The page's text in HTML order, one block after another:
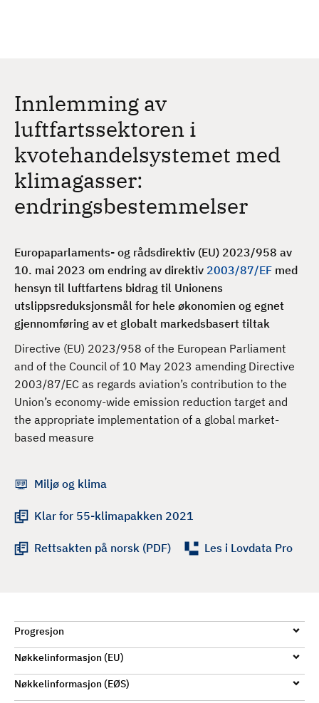
Innlemming av
luftfartssektoren i
kvotehandelsystemet med
klimagasser:
endringsbestemmelser
Europaparlaments- og rådsdirektiv (EU) 2023/958 av
10. mai 2023 om endring av direktiv 2003/87/EF med
hensyn til luftfartens bidrag til Unionens
utslippsreduksjonsmål for hele økonomien og egnet
gjennomføring av et globalt markedsbasert tiltak
Directive (EU) 2023/958 of the European Parliament
and of the Council of 10 May 2023 amending Directive
2003/87/EC as regards aviation’s contribution to the
Union’s economy-wide emission reduction target and
the appropriate implementation of a global market-
based measure
Miljø og klima
Klar for 55-klimapakken 2021
Rettsakten på norsk (PDF) Les i Lovdata Pro
Progresjon
Nøkkelinformasjon (EU)
Nøkkelinformasjon (EØS)